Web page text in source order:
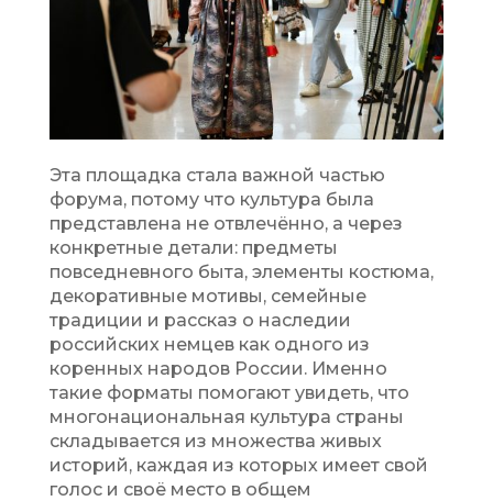
Эта площадка стала важной частью
форума, потому что культура была
представлена не отвлечённо, а через
конкретные детали: предметы
повседневного быта, элементы костюма,
декоративные мотивы, семейные
традиции и рассказ о наследии
российских немцев как одного из
коренных народов России. Именно
такие форматы помогают увидеть, что
многонациональная культура страны
складывается из множества живых
историй, каждая из которых имеет свой
голос и своё место в общем